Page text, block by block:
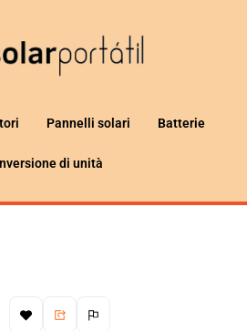
Pannelli solari Batterie
di unità